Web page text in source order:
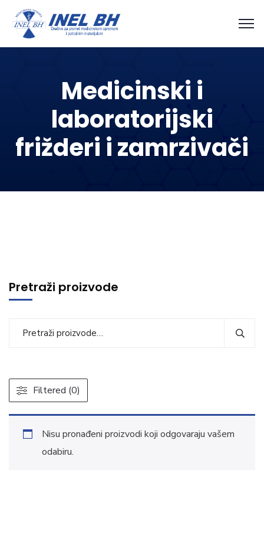
Medicinski i
laboratorijski
frižderi i zamrzivači
Nisu pronađeni proizvodi koji odgovaraju vašem
odabiru.
Pretraži proizvode
Filtered (0)